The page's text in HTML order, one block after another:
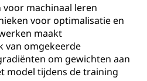
voor machinaal leren
voor optimalisatie en
maakt
van omgekeerde
om gewichten aan
model tijdens de training